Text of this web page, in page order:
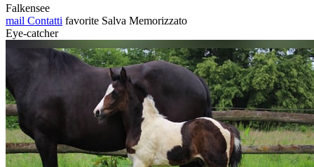
Falkensee
mail Contatti favorite Salva Memorizzato
Eye-catcher